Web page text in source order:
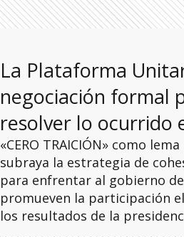
La Plataforma
negociación formal
resolver lo ocurrido
«CERO TRAICIÓN» como
subraya la estrategia de
para enfrentar al gobierno
promueven la participación
los resultados de la